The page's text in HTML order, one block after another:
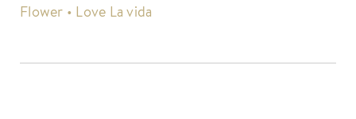
Flower • Love La vida